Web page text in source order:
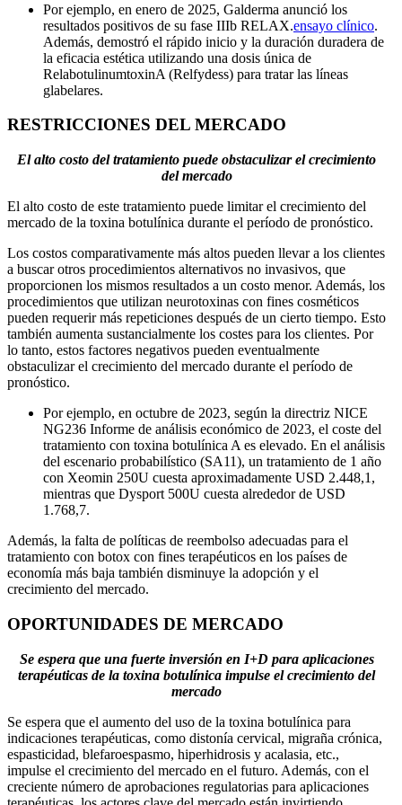
Por ejemplo, en enero de 2025, Galderma anunció los
resultados positivos de su fase IIIb RELAX.ensayo clínico.
Además, demostró el rápido inicio y la duración duradera de
la eficacia estética utilizando una dosis única de
RelabotulinumtoxinA (Relfydess) para tratar las líneas
glabelares.
RESTRICCIONES DEL MERCADO
El alto costo del tratamiento puede obstaculizar el crecimiento
del mercado
El alto costo de este tratamiento puede limitar el crecimiento del
mercado de la toxina botulínica durante el período de pronóstico.
Los costos comparativamente más altos pueden llevar a los clientes
a buscar otros procedimientos alternativos no invasivos, que
proporcionen los mismos resultados a un costo menor. Además, los
procedimientos que utilizan neurotoxinas con fines cosméticos
pueden requerir más repeticiones después de un cierto tiempo. Esto
también aumenta sustancialmente los costes para los clientes. Por
lo tanto, estos factores negativos pueden eventualmente
obstaculizar el crecimiento del mercado durante el período de
pronóstico.
Por ejemplo, en octubre de 2023, según la directriz NICE
NG236 Informe de análisis económico de 2023, el coste del
tratamiento con toxina botulínica A es elevado. En el análisis
del escenario probabilístico (SA11), un tratamiento de 1 año
con Xeomin 250U cuesta aproximadamente USD 2.448,1,
mientras que Dysport 500U cuesta alrededor de USD
1.768,7.
Además, la falta de políticas de reembolso adecuadas para el
tratamiento con botox con fines terapéuticos en los países de
economía más baja también disminuye la adopción y el
crecimiento del mercado.
OPORTUNIDADES DE MERCADO
Se espera que una fuerte inversión en I+D para aplicaciones
terapéuticas de la toxina botulínica impulse el crecimiento del
mercado
Se espera que el aumento del uso de la toxina botulínica para
indicaciones terapéuticas, como distonía cervical, migraña crónica,
espasticidad, blefaroespasmo, hiperhidrosis y acalasia, etc.,
impulse el crecimiento del mercado en el futuro. Además, con el
creciente número de aprobaciones regulatorias para aplicaciones